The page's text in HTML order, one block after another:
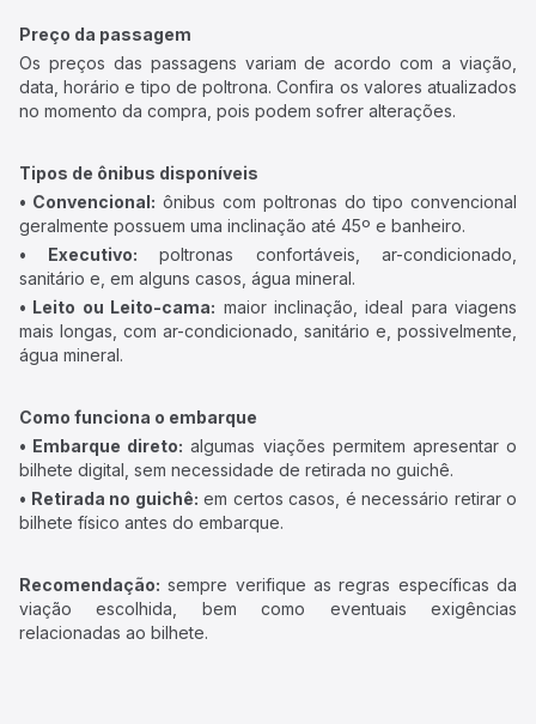
Preço da passagem
Os preços das passagens variam de acordo com a viação,
data, horário e tipo de poltrona. Confira os valores atualizados
no momento da compra, pois podem sofrer alterações.
Tipos de ônibus disponíveis
• Convencional: ônibus com poltronas do tipo convencional
geralmente possuem uma inclinação até 45º e banheiro.
• Executivo: poltronas confortáveis, ar-condicionado,
sanitário e, em alguns casos, água mineral.
• Leito ou Leito-cama: maior inclinação, ideal para viagens
mais longas, com ar-condicionado, sanitário e, possivelmente,
água mineral.
Como funciona o embarque
• Embarque direto: algumas viações permitem apresentar o
bilhete digital, sem necessidade de retirada no guichê.
• Retirada no guichê: em certos casos, é necessário retirar o
bilhete físico antes do embarque.
Recomendação: sempre verifique as regras específicas da
viação escolhida, bem como eventuais exigências
relacionadas ao bilhete.